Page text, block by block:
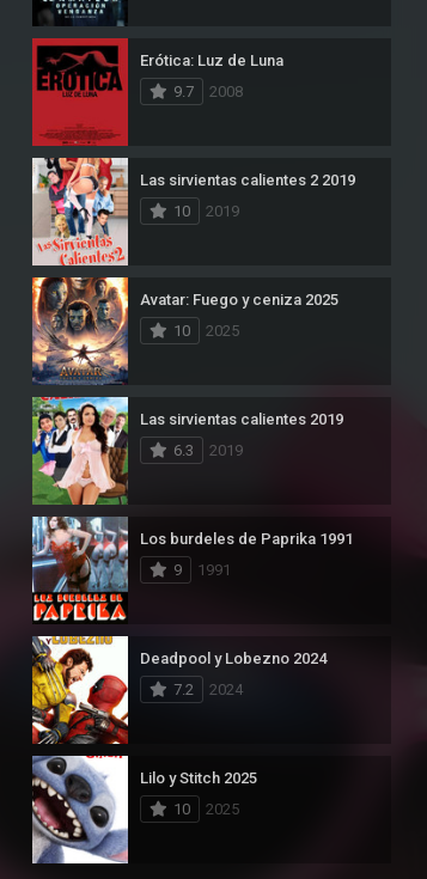
Erótica: Luz de Luna
9.7
2008
Las sirvientas calientes 2 2019
10
2019
Avatar: Fuego y ceniza 2025
10
2025
Las sirvientas calientes 2019
6.3
2019
Los burdeles de Paprika 1991
9
1991
Deadpool y Lobezno 2024
7.2
2024
Lilo y Stitch 2025
10
2025